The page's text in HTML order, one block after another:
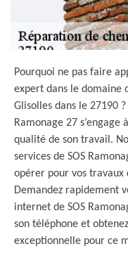
Pourquoi ne pas faire
expert dans le domaine
Glisolles dans le 27190
Ramonage 27
qualité de son travail.
services de SOS
opérer pour vos
Demandez rapidement
internet de SOS
son téléphone et
exceptionnelle pour ce